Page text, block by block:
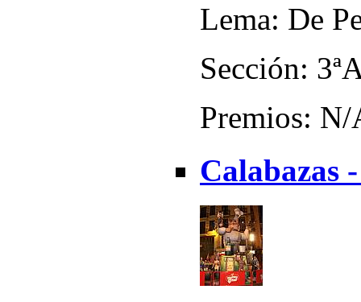
Lema: De
Sección:
Premios: N/
Calabazas